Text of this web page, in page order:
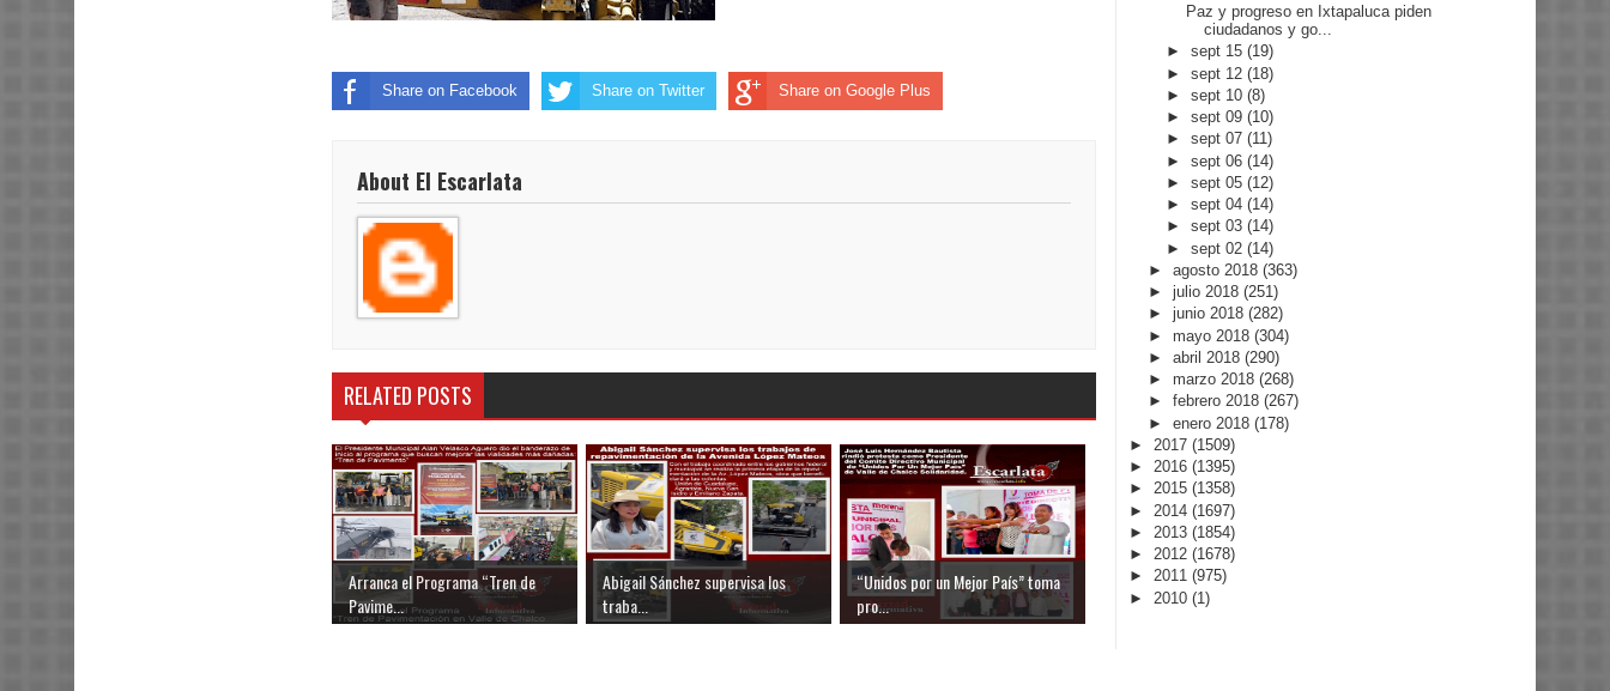
Share on Facebook Share on Twitter Share on Google Plus
About El Escarlata
RELATED POSTS
Arranca el Programa “Tren de
Pavime...
Abigail Sánchez supervisa los
traba...
“Unidos por un Mejor País” toma
pro...
Paz y progreso en Ixtapaluca piden
ciudadanos y go...
►sept 15(19)
►sept 12(18)
►sept 10(8)
►sept 09(10)
►sept 07(11)
►sept 06(14)
►sept 05(12)
►sept 04(14)
►sept 03(14)
►sept 02(14)
► agosto 2018 (363)
► julio 2018 (251)
► junio 2018 (282)
► mayo 2018 (304)
► abril 2018 (290)
► marzo 2018 (268)
► febrero 2018 (267)
► enero 2018 (178)
► 2017 (1509)
► 2016 (1395)
► 2015 (1358)
► 2014 (1697)
► 2013 (1854)
► 2012 (1678)
► 2011 (975)
► 2010 (1)